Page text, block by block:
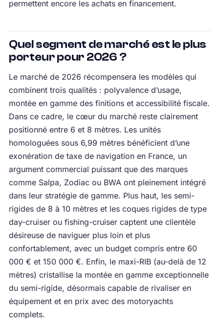
permettent encore les achats en financement.
Quel segment de marché est le plus
porteur pour 2026 ?
Le marché de 2026 récompensera les modèles qui
combinent trois qualités : polyvalence d’usage,
montée en gamme des finitions et accessibilité fiscale.
Dans ce cadre, le cœur du marché reste clairement
positionné entre 6 et 8 mètres. Les unités
homologuées sous 6,99 mètres bénéficient d’une
exonération de taxe de navigation en France, un
argument commercial puissant que des marques
comme Salpa, Zodiac ou BWA ont pleinement intégré
dans leur stratégie de gamme. Plus haut, les semi-
rigides de 8 à 10 mètres et les coques rigides de type
day-cruiser ou fishing-cruiser captent une clientèle
désireuse de naviguer plus loin et plus
confortablement, avec un budget compris entre 60
000 € et 150 000 €. Enfin, le maxi-RIB (au-delà de 12
mètres) cristallise la montée en gamme exceptionnelle
du semi-rigide, désormais capable de rivaliser en
équipement et en prix avec des motoryachts
complets.